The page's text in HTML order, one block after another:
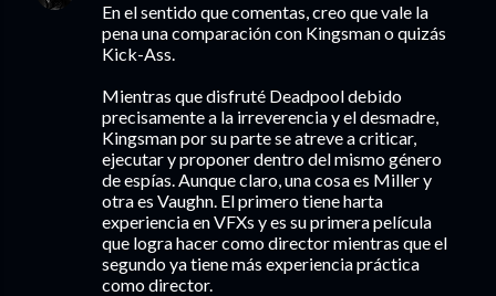
En el sentido que comentas, creo que vale la
pena una comparación con Kingsman o quizás
Kick-Ass.
Mientras que disfruté Deadpool debido
precisamente a la irreverencia y el desmadre,
Kingsman por su parte se atreve a criticar,
ejecutar y proponer dentro del mismo género
de espías. Aunque claro, una cosa es Miller y
otra es Vaughn. El primero tiene harta
experiencia en VFXs y es su primera película
que logra hacer como director mientras que el
segundo ya tiene más experiencia práctica
como director.